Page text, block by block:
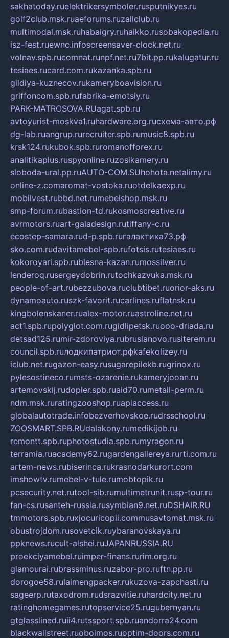
sakhatoday.ruelektrikersymboler.rusputnikyes.ru
golf2club.msk.ruaeforums.ruzallclub.ru
multimodal.msk.ruhabaigry.ruhaikko.rusobakopedia.ru
isz-fest.ruewnc.infoscreensaver-clock.net.ru
volnav.spb.rucomnat.runpf.net.ru7bit.pp.rukalugatur.ru
tesiaes.rucard.com.rukazanka.spb.ru
gildiya-kuznecov.rukameryboavision.ru
griffoncom.spb.rufabrika-emotsiy.ru
PARK-MATROSOVA.RUagat.spb.ru
avtoyurist-moskva1.ruhardware.org.ruсхема-авто.рф
dg-lab.ruangrup.rurecruiter.spb.rumusic8.spb.ru
krsk124.rukubok.spb.ruromanofforex.ru
analitikaplus.ruspyonline.ruzosikamery.ru
sloboda-ural.pp.ruAUTO-COM.SUhohota.netalimy.ru
online-z.comaromat-vostoka.ruotdelkaexp.ru
mobilvest.rubbd.net.rumebelshop.msk.ru
smp-forum.rubastion-td.rukosmoscreative.ru
avrmotors.ruart-galadesign.rutiffany-c.ru
ecostep-samara.rud-p.spb.ruгалактика73.рф
sko.com.rudavitamebel-spb.rufotsis.rutesiaes.ru
kokoroyari.spb.rublesna-kazan.rumossilver.ru
lenderoq.rusergeydobrin.rutochkazvuka.msk.ru
people-of-art.rubezzubova.ruclubtibet.ruorior-aks.ru
dynamoauto.ruszk-favorit.rucarlines.ruflatnsk.ru
kingbolenskaner.rualex-motor.ruastroline.net.ru
act1.spb.rupolyglot.com.rugidlipetsk.ruooo-driada.ru
detsad125.rumir-zdoroviya.rubruslanovo.rusiterem.ru
council.spb.ruлодкипатриот.рфkafekolizey.ru
iclub.net.rugazon-easy.rusugarepilekb.rugrinox.ru
pylesostineco.rumsts-ozarenie.rukameryjooan.ru
artemovskij.rudopler.spb.ruaid70.rumetall-perm.ru
ndm.msk.ruratingzooshop.ruapiaccess.ru
globalautotrade.infobezverhovskoe.rudrsschool.ru
ZOOSMART.SPB.RUdalakony.rumedikijob.ru
remontt.spb.ruphotostudia.spb.rumyragon.ru
terramia.ruacademy62.rugardengallereya.rurti.com.ru
artem-news.rubiserinca.rukrasnodarkurort.com
imshowtv.rumebel-v-tule.rumobtopik.ru
pcsecurity.net.rutool-sib.rumultimetrunit.rusp-tour.ru
fan-cs.rusanteh-russia.rusymbian9.net.ruDSHAIR.RU
tmmotors.spb.ruxjocuricopii.commusavtomat.msk.ru
obustrojdom.rusovetcik.ruybaranovskaya.ru
ppknews.rucult-alshei.ruJAPANRUSSIA.RU
proekciyamebel.ruimper-finans.rurim.org.ru
glamourai.rubrassminus.ruzabor-pro.ruftn.pp.ru
dorogoe58.rulaimengpacker.rukuzova-zapchasti.ru
sageerp.rutaxodrom.rudsrazvitie.ruhardcity.net.ru
ratinghomegames.rutopservice25.rugubernyan.ru
gtglasslined.ruii4.rutssport.spb.ruandorra24.com
blackwallstreet.ruoboimos.ruoptim-doors.com.ru